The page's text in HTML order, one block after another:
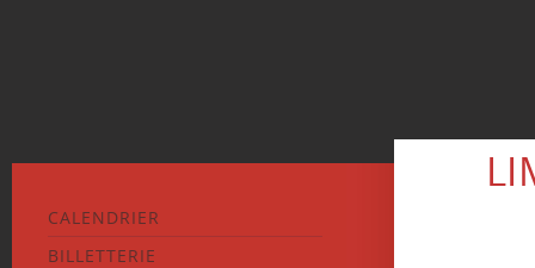
CALENDRIER
BILLETTERIE